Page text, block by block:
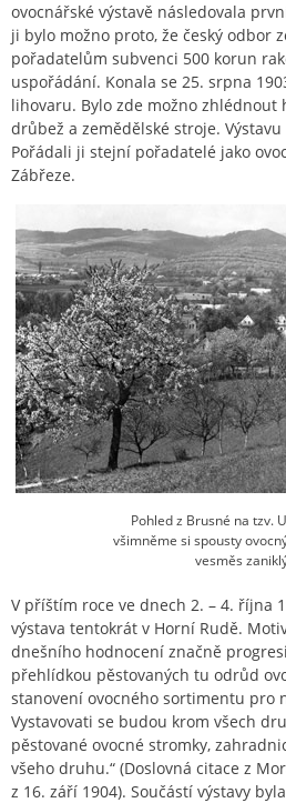
ovocnářské výstavě následovala
ji bylo možno proto, že český odbor
pořadatelům subvenci 500 korun
uspořádání. Konala se 25. srpna
lihovaru. Bylo zde možno zhlédnout
drůbež a zemědělské stroje.
Pořádali ji stejní pořadatelé jako
Zábřeze.
Pohled z Brusné na tzv.
všimněme si spousty
vesměs
V příštím roce ve dnech 2. – 4. října
výstava tentokrát v Horní Rudě.
dnešního hodnocení značně
přehlídkou pěstovaných tu odrůd
stanovení ovocného sortimentu pro
Vystavovati se budou krom všech
pěstované ovocné stromky,
všeho druhu.“ (Doslovná citace z
z 16. září 1904). Součástí výstavy